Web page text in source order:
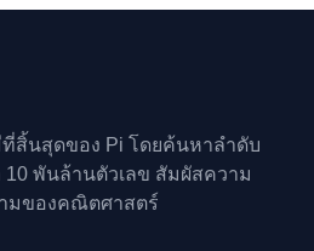
สิ้นสุดของ Pi โดยค้นหาลำดับ
พันล้านตัวเลข สัมผัสความ
มของคณิตศาสตร์